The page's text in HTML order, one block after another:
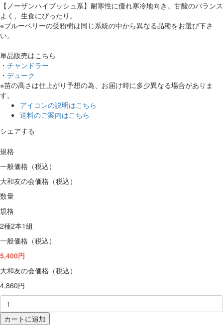
【ノーザンハイブッシュ系】耐寒性に優れ寒冷地向き。甘酸のバランス
よく、生食にぴったり。
※ブルーベリーの受粉樹は同じ系統の中から異なる品種をお選び下さ
い。
単品販売はこちら
・ チャンドラー
・ デューク
※苗の高さは仕上がり予想の為、お届け時に多少異なる場合がありま
す。
アイコンの説明はこちら
送料のご案内はこちら
シェアする
規格
一般価格（税込）
大和友の会価格（税込）
数量
規格
2種2本1組
一般価格（税込）
5,400円
大和友の会価格（税込）
4,860円
カートに追加